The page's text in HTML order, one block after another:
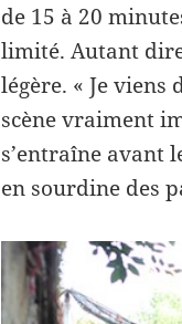
de 15 à 20
lim­ité. Autant
légère. « Je viens
scène vrai­ment
s’entraîne avant
en sour­dine des